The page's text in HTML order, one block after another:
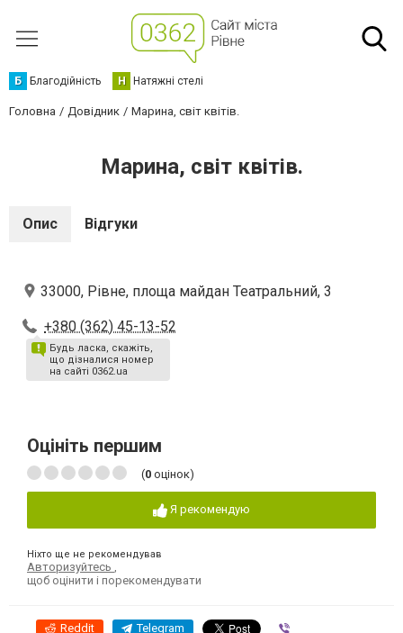
Б Благодійність Н Натяжні стелі
Головна Довідник Марина, світ квітів.
Марина, світ квітів.
Опис Відгуки
33000, Рівне, площа майдан Театральний, 3
+380 (362) 45-13-52
Будь ласка, скажіть,
що дізналися номер
на сайті 0362.ua
Оцініть першим
(0 оцінок)
Я рекомендую
Ніхто ще не рекомендував
Авторизуйтесь
щоб оцінити і порекомендувати
Reddit Telegram